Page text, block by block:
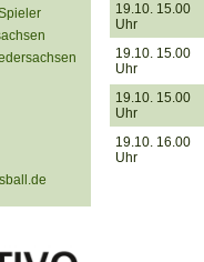
19.10. 15.00
Uhr
19.10. 15.00
Uhr
19.10. 15.00
Uhr
19.10. 16.00
Uhr